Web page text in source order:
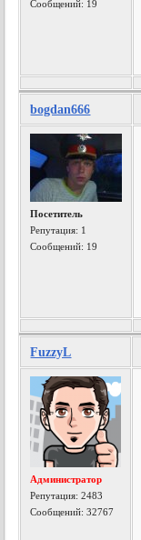
Сообщений: 19
bogdan666
Посетитель
Репутация: 1
Сообщений: 19
FuzzyL
Администратор
Репутация:2483
Сообщений: 32767